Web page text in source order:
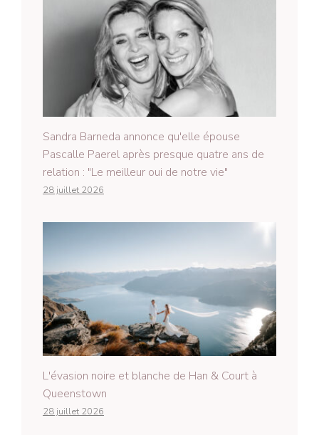
Sandra Barneda annonce qu'elle épouse
Pascalle Paerel après presque quatre ans de
relation : "Le meilleur oui de notre vie"
28 juillet 2026
L'évasion noire et blanche de Han & Court à
Queenstown
28 juillet 2026